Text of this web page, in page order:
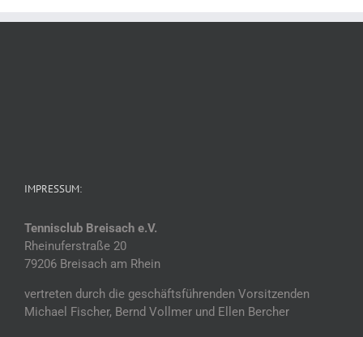
IMPRESSUM:
Tennisclub Breisach e.V.
Rheinuferstraße 20
79206 Breisach am Rhein
vertreten durch die geschäftsführenden Vorsitzenden
Michael Fischer, Bernd Vollmer und Ellen Bercher